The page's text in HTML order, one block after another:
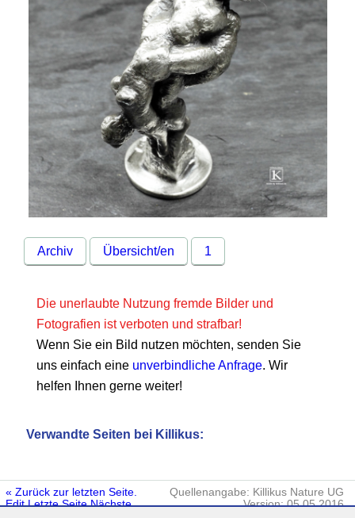
Archiv Übersicht/en 1
Die unerlaubte Nutzung fremde Bilder und
Fotografien ist verboten und strafbar!
Wenn Sie ein Bild nutzen möchten, senden Sie
uns einfach eine unverbindliche Anfrage. Wir
helfen Ihnen gerne weiter!
Verwandte Seiten bei Killikus:
« Zurück zur letzten Seite.
Edit Letzte Seite Nächste
Quellenangabe: Killikus Nature UG
Version: 05.05.2016